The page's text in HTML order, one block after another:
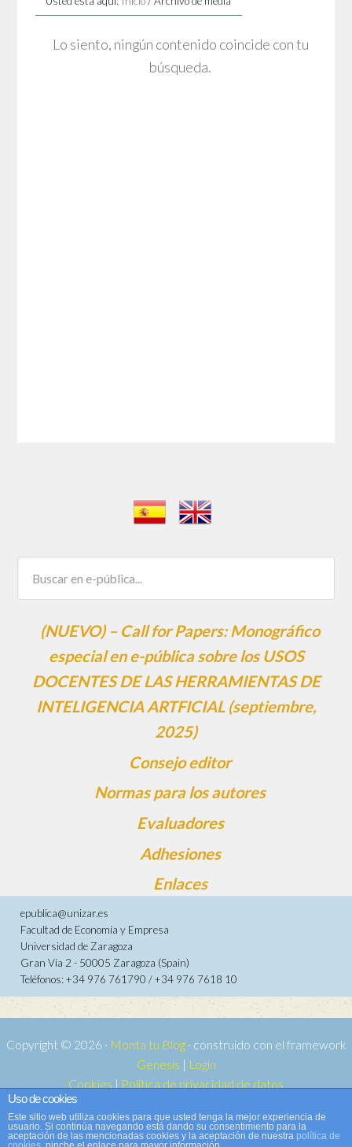
Lo siento, ningún contenido coincide con tu
búsqueda.
(NUEVO) – Call for Papers: Monográfico
especial en e-pública sobre los USOS
DOCENTES DE LAS HERRAMIENTAS DE
INTELIGENCIA ARTFICIAL (septiembre,
2025)
Consejo editor
Normas para los autores
Evaluadores
Adhesiones
Enlaces
epublica@unizar.es
Facultad de Economía y Empresa
Universidad de Zaragoza
Gran Vía 2 - 50005 Zaragoza (Spain)
Teléfonos: +34 976 761790 / +34 976 7618 10
Copyright © 2026 · Monta tu Blog· construido con el framework
Genesis | Login
Cookies | Política de privacidad de datos
Copyright © 2026 ·
WordPress·Acceder
Uso de cookies
Este sitio web utiliza cookies para que usted tenga la mejor experiencia de
usuario. Si continúa navegando está dando su consentimiento para la
aceptación de las mencionadas cookies y la aceptación de nuestra política de